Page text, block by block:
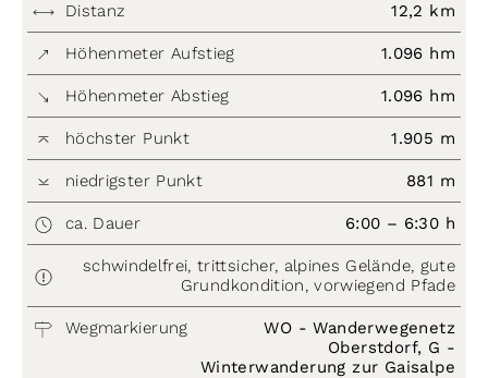
Distanz 12,2 km
Höhenmeter Aufstieg 1.096 hm
Höhenmeter Abstieg 1.096 hm
höchster Punkt 1.905 m
niedrigster Punkt 881 m
ca. Dauer 6:00 – 6:30 h
schwindelfrei, trittsicher, alpines Gelände, gute
Grundkondition, vorwiegend Pfade
Wegmarkierung
WO - Wanderwegenetz
Oberstdorf, G -
Winterwanderung zur Gaisalpe